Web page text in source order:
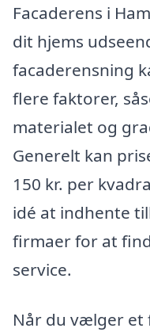
Facaderens i
dit hjems
facaderensning
flere faktorer,
materialet og
Generelt kan
150 kr. per
idé at indhente
firmaer for at
service.
Når du vælger et